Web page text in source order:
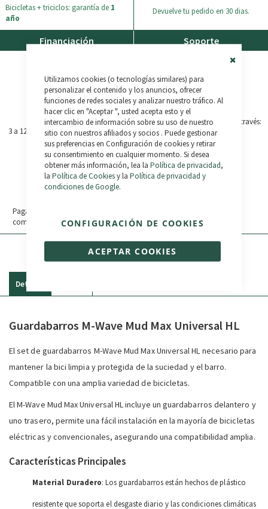
Utilizamos cookies (o tecnologías similares) para
personalizar el contenido y los anuncios, ofrecer
funciones de redes sociales y analizar nuestro tráfico. Al
hacer clic en "Aceptar ", usted acepta esto y el
intercambio de información sobre su uso de nuestro
sitio con nuestros afiliados y socios . Puede gestionar
sus preferencias en Configuración de cookies y retirar
su consentimiento en cualquier momento. Si desea
obtener más información, lea la Política de privacidad,
la Política de Cookiesy la Política de privacidad y
condiciones de Google.
ACEPTAR COOKIES
CONFIGURACIÓN DE COOKIES
Bicicletas + triciclos: garantía de 1
año
Devuelve tu pedido en 30 dias.
Financiación
+ Info
3 a 12 Meses, aprobación inmediata
+ Info
Paga en 3 plazos sin intereses tus
compras de 30€ a 2.000€. 0% TAE.
Soporte
Consulta lasPreguntas
Frecuenteso contáctanos a través:
(+34) 987 790 779
Bikelec LiveChat
WhatsApp
Detalles
Guardabarros M-Wave Mud Max Universal HL
El set de guardabarros M-Wave Mud Max Universal HL necesario para
mantener la bici limpia y protegida de la suciedad y el barro.
Compatible con una amplia variedad de bicicletas.
El M-Wave Mud Max Universal HL incluye un guardabarros delantero y
uno trasero, permite una fácil instalación en la mayoría de bicicletas
eléctricas y convencionales, asegurando una compatibilidad amplia.
Características Principales
Material Duradero: Los guardabarros están hechos de plástico
resistente que soporta el desgaste diario y las condiciones climáticas